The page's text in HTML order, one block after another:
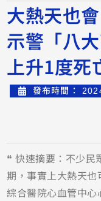
大熱天也
示警「八
上升1度死
發布時間：
❝ 快速摘要：不少民
期，事實上大熱天
綜合醫院心血管中心